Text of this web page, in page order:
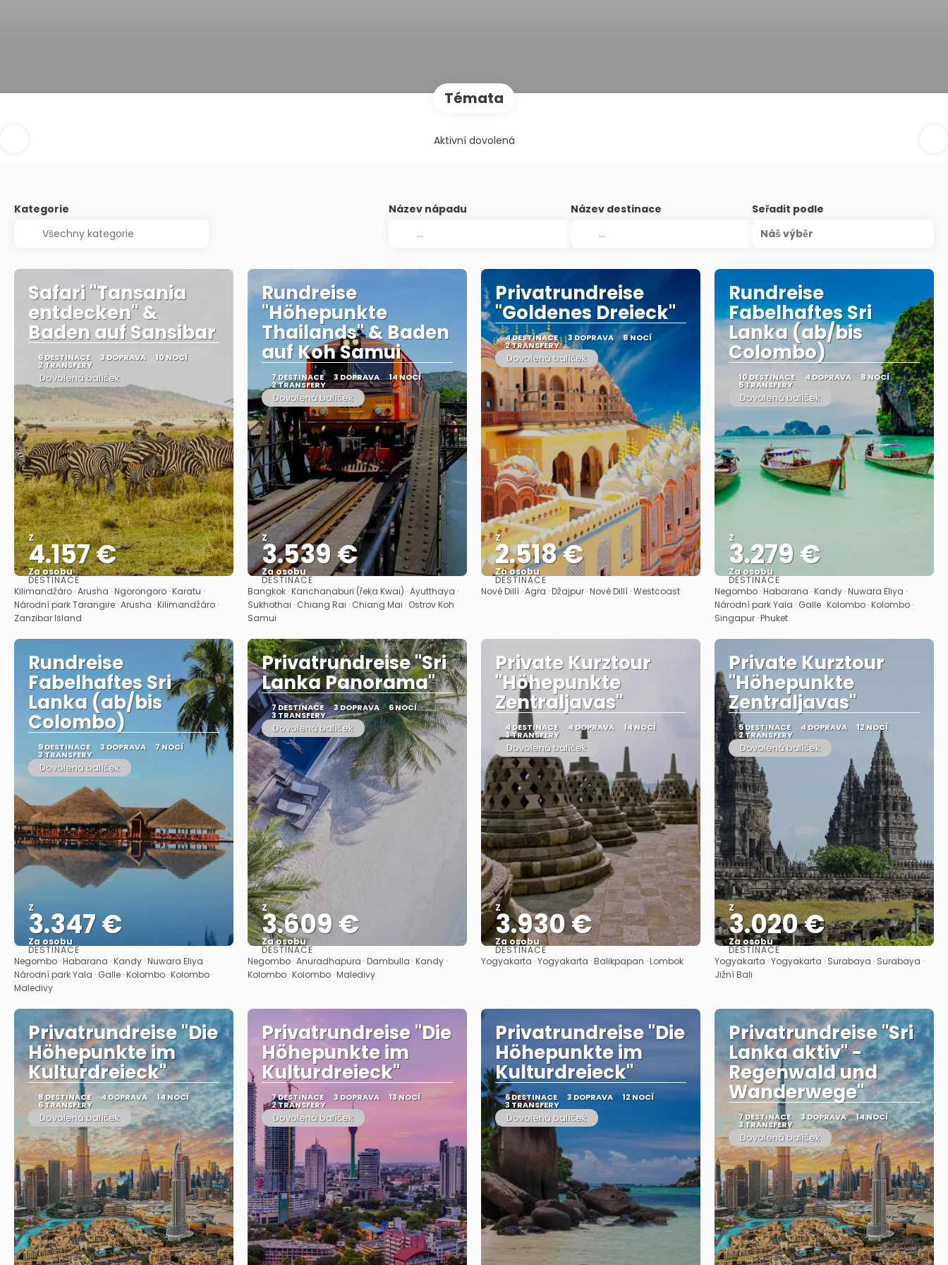
Témata
Aktivní dovolená
Kategorie Název nápadu Název destinace
Seřadit podle
Náš výběr
Safari "Tansania
entdecken" &
Baden auf Sansibar
6 DESTINACE 3 DOPRAVA 10 NOCÍ
2 TRANSFERY
Dovolená balíček
Z
4.157 €
Za osobu
Zobrazit
DESTINACE
Kilimandžáro · Arusha · Ngorongoro · Karatu ·
Národní park Tarangire · Arusha · Kilimandžáro ·
Zanzibar Island
Rundreise
"Höhepunkte
Thailands" & Baden
auf Koh Samui
7 DESTINACE 3 DOPRAVA 14 NOCÍ
2 TRANSFERY
Dovolená balíček
Z
3.539 €
Za osobu
Zobrazit
DESTINACE
Bangkok · Kanchanaburi (řeka Kwai) · Ayutthaya ·
Sukhothai · Chiang Rai · Chiang Mai · Ostrov Koh
Samui
Privatrundreise
"Goldenes Dreieck"
4 DESTINACE 3 DOPRAVA 8 NOCÍ
2 TRANSFERY
Dovolená balíček
Z
2.518 €
Za osobu
Zobrazit
DESTINACE
Nové Dillí · Agra · Džajpur · Nové Dillí · Westcoast
Rundreise
Fabelhaftes Sri
Lanka (ab/bis
Colombo)
10 DESTINACE 4 DOPRAVA 8 NOCÍ
5 TRANSFERY
Dovolená balíček
Z
3.279 €
Za osobu
Zobrazit
DESTINACE
Negombo · Habarana · Kandy · Nuwara Eliya ·
Národní park Yala · Galle · Kolombo · Kolombo ·
Singapur · Phuket
Rundreise
Fabelhaftes Sri
Lanka (ab/bis
Colombo)
9 DESTINACE 3 DOPRAVA 7 NOCÍ
3 TRANSFERY
Dovolená balíček
Z
3.347 €
Za osobu
Zobrazit
DESTINACE
Negombo · Habarana · Kandy · Nuwara Eliya ·
Národní park Yala · Galle · Kolombo · Kolombo ·
Maledivy
Privatrundreise "Sri
Lanka Panorama"
7 DESTINACE 3 DOPRAVA 6 NOCÍ
3 TRANSFERY
Dovolená balíček
Z
3.609 €
Za osobu
Zobrazit
DESTINACE
Negombo · Anuradhapura · Dambulla · Kandy ·
Kolombo · Kolombo · Maledivy
Private Kurztour
"Höhepunkte
Zentraljavas"
4 DESTINACE 4 DOPRAVA 14 NOCÍ
3 TRANSFERY
Dovolená balíček
Z
3.930 €
Za osobu
Zobrazit
DESTINACE
Yogyakarta · Yogyakarta · Balikpapan · Lombok
Private Kurztour
"Höhepunkte
Zentraljavas"
5 DESTINACE 4 DOPRAVA 12 NOCÍ
2 TRANSFERY
Dovolená balíček
Z
3.020 €
Za osobu
Zobrazit
DESTINACE
Yogyakarta · Yogyakarta · Surabaya · Surabaya ·
Jižní Bali
Privatrundreise "Die
Höhepunkte im
Kulturdreieck"
8 DESTINACE 4 DOPRAVA 14 NOCÍ
6 TRANSFERY
Dovolená balíček
Privatrundreise "Die
Höhepunkte im
Kulturdreieck"
7 DESTINACE 3 DOPRAVA 13 NOCÍ
2 TRANSFERY
Dovolená balíček
Privatrundreise "Die
Höhepunkte im
Kulturdreieck"
6 DESTINACE 3 DOPRAVA 12 NOCÍ
3 TRANSFERY
Dovolená balíček
Privatrundreise "Sri
Lanka aktiv" -
Regenwald und
Wanderwege"
7 DESTINACE 3 DOPRAVA 14 NOCÍ
3 TRANSFERY
Dovolená balíček